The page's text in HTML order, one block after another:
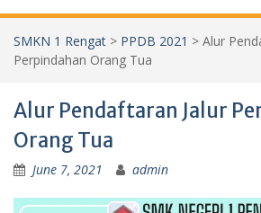
SMKN 1 Rengat > PPDB 2021 > Alur
Perpindahan Orang Tua
Alur Pendaftaran Jalur
Orang Tua
June 7, 2021 admin